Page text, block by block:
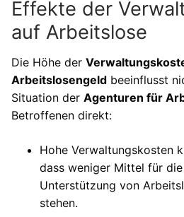
Effekte der
auf Arbeitslose
Die Höhe der
Arbeitslosengeld beeinflusst
Situation der Agenturen für
Betroffenen direkt:
Hohe Verwaltungskosten
dass weniger Mittel für
Unterstützung von
stehen.